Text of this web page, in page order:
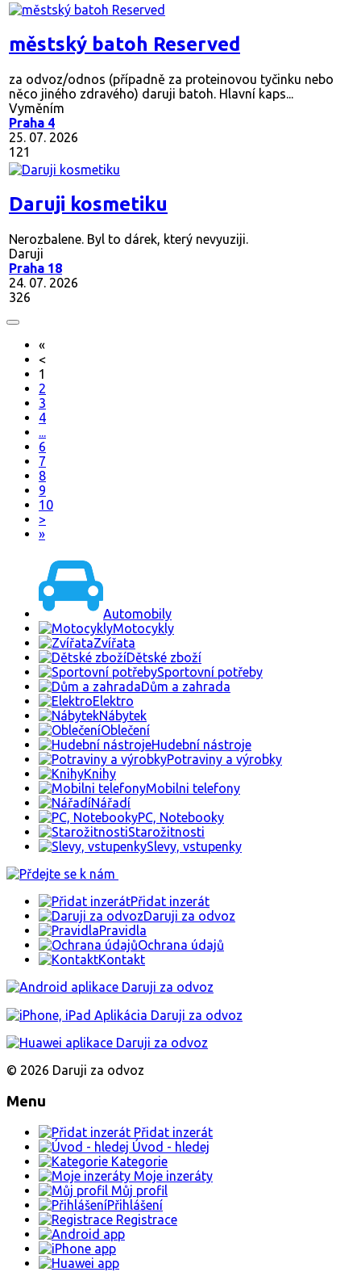
městský batoh Reserved
za odvoz/odnos (případně za proteinovou tyčinku nebo
něco jiného zdravého) daruji batoh. Hlavní kaps...
Vyměním
Praha 4
25. 07. 2026
121
Daruji kosmetiku
Nerozbalene. Byl to dárek, který nevyuziji.
Daruji
Praha 18
24. 07. 2026
326
«
<
1
2
3
4
...
6
7
8
9
10
>
»
Automobily
Motocykly
Zvířata
Dětské zboží
Sportovní potřeby
Dům a zahrada
Elektro
Nábytek
Oblečení
Hudební nástroje
Potraviny a výrobky
Knihy
Mobilni telefony
Nářadí
PC, Notebooky
Starožitnosti
Slevy, vstupenky
Přidat inzerát
Daruji za odvoz
Pravidla
Ochrana údajů
Kontakt
© 2026 Daruji za odvoz
Menu
Přidat inzerát
Úvod - hledej
Kategorie
Moje inzeráty
Můj profil
Přihlášení
Registrace